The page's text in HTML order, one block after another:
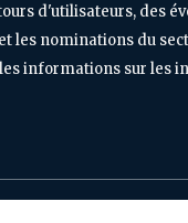
d'utilisateurs, des
les nominations du
informations sur les